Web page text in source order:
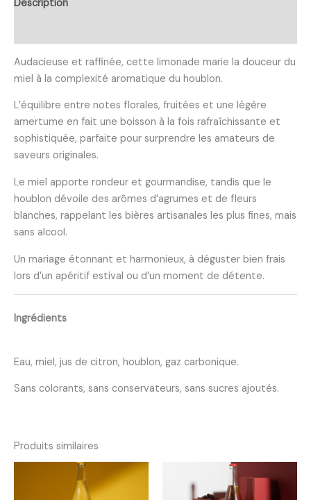
75
cl
Description
Audacieuse et raffinée, cette limonade marie la douceur du
miel à la complexité aromatique du houblon.
L’équilibre entre notes florales, fruitées et une légère
amertume en fait une boisson à la fois rafraîchissante et
sophistiquée, parfaite pour surprendre les amateurs de
saveurs originales.
Le miel apporte rondeur et gourmandise, tandis que le
houblon dévoile des arômes d’agrumes et de fleurs
blanches, rappelant les bières artisanales les plus fines, mais
sans alcool.
Un mariage étonnant et harmonieux, à déguster bien frais
lors d’un apéritif estival ou d’un moment de détente.
Ingrédients
Eau, miel, jus de citron, houblon, gaz carbonique.
Sans colorants, sans conservateurs, sans sucres ajoutés.
Produits similaires